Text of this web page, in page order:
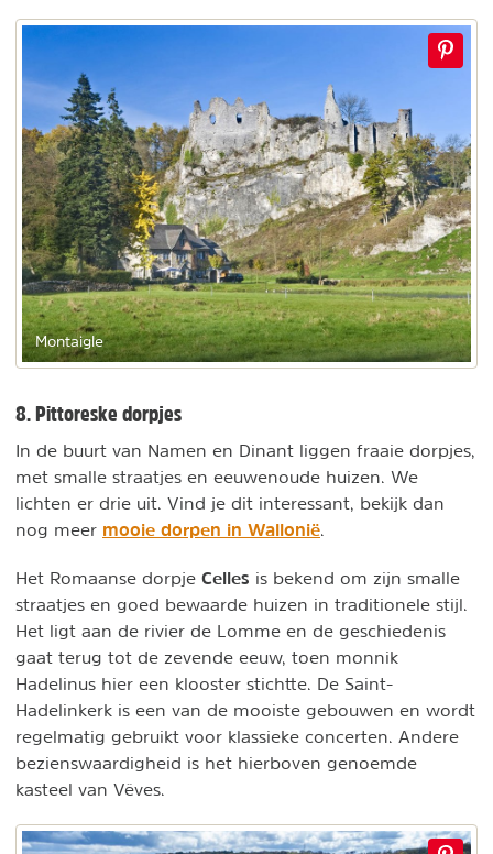
Montaigle
8. Pittoreske dorpjes
In de buurt van Namen en Dinant liggen fraaie dorpjes,
met smalle straatjes en eeuwenoude huizen. We
lichten er drie uit. Vind je dit interessant, bekijk dan
nog meer mooie dorpen in Wallonië
Het Romaanse dorpje Celles is bekend om zijn smalle
straatjes en goed bewaarde huizen in traditionele stijl.
Het ligt aan de rivier de Lomme en de geschiedenis
gaat terug tot de zevende eeuw, toen monnik
Hadelinus hier een klooster stichtte. De Saint-
Hadelinkerk is een van de mooiste gebouwen en wordt
regelmatig gebruikt voor klassieke concerten. Andere
bezienswaardigheid is het hierboven genoemde
kasteel van Vêves.